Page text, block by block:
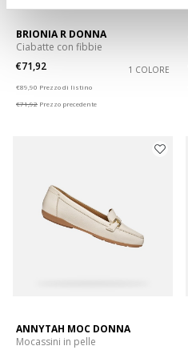
BRIONIA R DONNA
Ciabatte con fibbie
€71,92
1 COLORE
€89,90 Prezzo di listino
€71,92 Prezzo precedente
ANNYTAH MOC DONNA
Mocassini in pelle